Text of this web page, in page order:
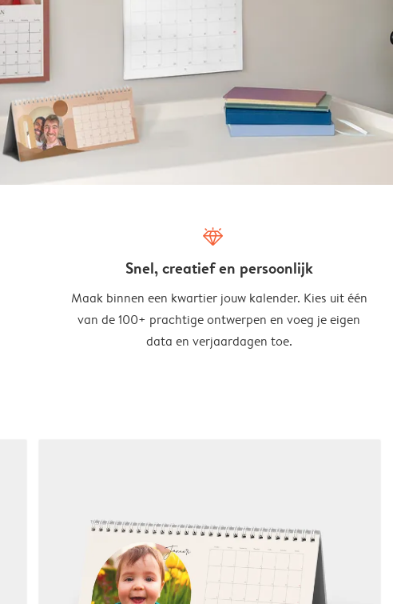
diamond
Snel, creatief en persoonlijk
Maak binnen een kwartier jouw kalender. Kies uit één
van de 100+ prachtige ontwerpen en voeg je eigen
data en verjaardagen toe.